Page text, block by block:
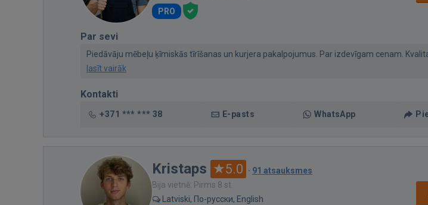
PRO
Par sevi
Piedāvāju mēbeļu ķīmiskās tīrīšanas un kurjera pakalpojumus. Par izdevīgam cenam.
lasīt vairāk
Kontakti
+371 *** *** 38 E-pasts WhatsApp
Kristaps 5.0 · 91 atsauksmes
Bija vietnē: Pirms 8 st.
Latviski, По-русски, English